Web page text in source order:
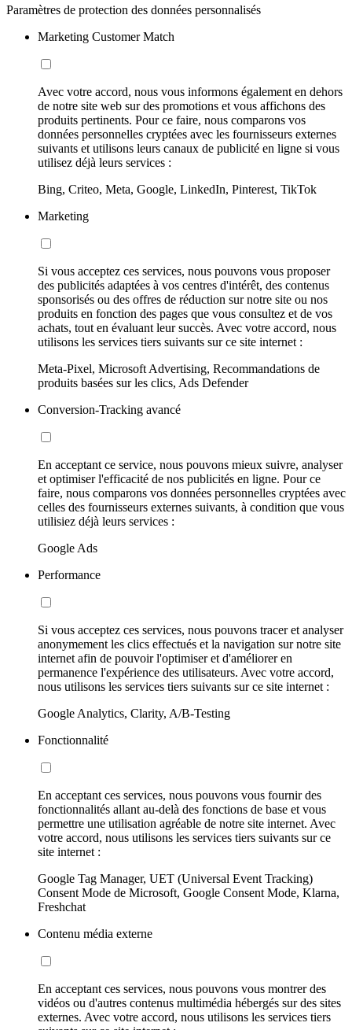
Paramètres de protection des données personnalisés
Marketing Customer Match
Avec votre accord, nous vous informons également en dehors
de notre site web sur des promotions et vous affichons des
produits pertinents. Pour ce faire, nous comparons vos
données personnelles cryptées avec les fournisseurs externes
suivants et utilisons leurs canaux de publicité en ligne si vous
utilisez déjà leurs services :
Bing, Criteo, Meta, Google, LinkedIn, Pinterest, TikTok
Marketing
Si vous acceptez ces services, nous pouvons vous proposer
des publicités adaptées à vos centres d'intérêt, des contenus
sponsorisés ou des offres de réduction sur notre site ou nos
produits en fonction des pages que vous consultez et de vos
achats, tout en évaluant leur succès. Avec votre accord, nous
utilisons les services tiers suivants sur ce site internet :
Meta-Pixel, Microsoft Advertising, Recommandations de
produits basées sur les clics, Ads Defender
Conversion-Tracking avancé
En acceptant ce service, nous pouvons mieux suivre, analyser
et optimiser l'efficacité de nos publicités en ligne. Pour ce
faire, nous comparons vos données personnelles cryptées avec
celles des fournisseurs externes suivants, à condition que vous
utilisiez déjà leurs services :
Google Ads
Performance
Si vous acceptez ces services, nous pouvons tracer et analyser
anonymement les clics effectués et la navigation sur notre site
internet afin de pouvoir l'optimiser et d'améliorer en
permanence l'expérience des utilisateurs. Avec votre accord,
nous utilisons les services tiers suivants sur ce site internet :
Google Analytics, Clarity, A/B-Testing
Fonctionnalité
En acceptant ces services, nous pouvons vous fournir des
fonctionnalités allant au-delà des fonctions de base et vous
permettre une utilisation agréable de notre site internet. Avec
votre accord, nous utilisons les services tiers suivants sur ce
site internet :
Google Tag Manager, UET (Universal Event Tracking)
Consent Mode de Microsoft, Google Consent Mode, Klarna,
Freshchat
Contenu média externe
En acceptant ces services, nous pouvons vous montrer des
vidéos ou d'autres contenus multimédia hébergés sur des sites
externes. Avec votre accord, nous utilisons les services tiers